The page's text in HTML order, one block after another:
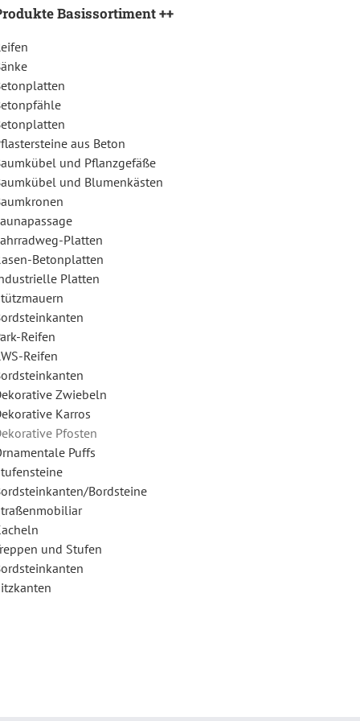
Basissortiment ++
aus Beton
und Pflanzgefäße
und Blumenkästen
Platten
Betonplatten
Platten
Reifen
Reifen
Zwiebeln
Karros
Pfosten
Puffs
Bordsteine
und Stufen